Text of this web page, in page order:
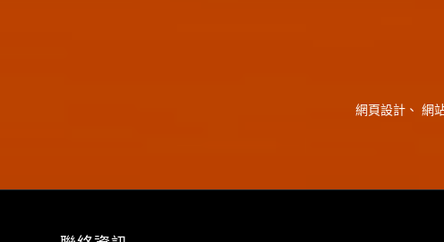
網頁設計 、 網